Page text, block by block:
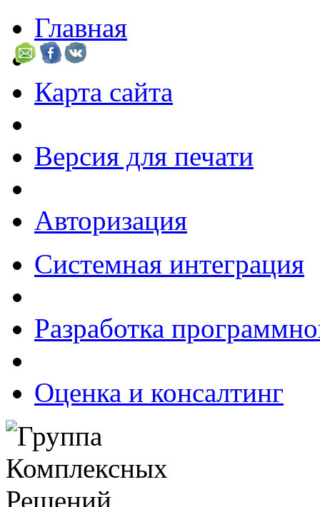
Главная
Карта сайта
Версия для печати
Авторизация
Системная интеграция
Разработка
Оценка и консалтинг